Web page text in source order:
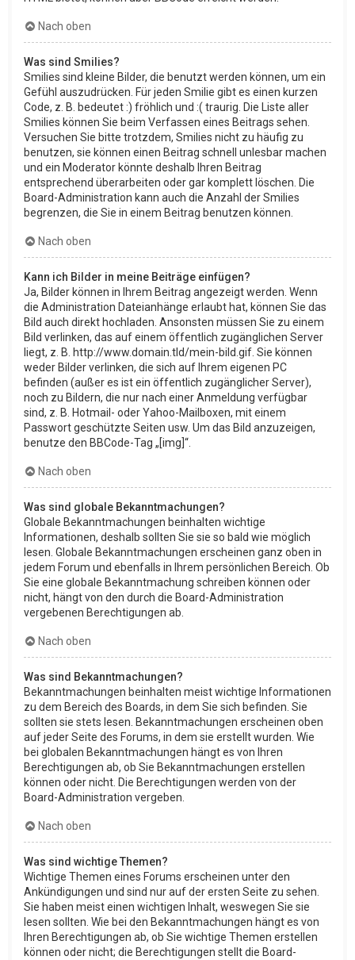
Nach oben
Was sind Smilies?
Smilies sind kleine Bilder, die benutzt werden können, um ein
Gefühl auszudrücken. Für jeden Smilie gibt es einen kurzen
Code, z. B. bedeutet :) fröhlich und :( traurig. Die Liste aller
Smilies können Sie beim Verfassen eines Beitrags sehen.
Versuchen Sie bitte trotzdem, Smilies nicht zu häufig zu
benutzen, sie können einen Beitrag schnell unlesbar machen
und ein Moderator könnte deshalb Ihren Beitrag
entsprechend überarbeiten oder gar komplett löschen. Die
Board-Administration kann auch die Anzahl der Smilies
begrenzen, die Sie in einem Beitrag benutzen können.
Nach oben
Kann ich Bilder in meine Beiträge einfügen?
Ja, Bilder können in Ihrem Beitrag angezeigt werden. Wenn
die Administration Dateianhänge erlaubt hat, können Sie das
Bild auch direkt hochladen. Ansonsten müssen Sie zu einem
Bild verlinken, das auf einem öffentlich zugänglichen Server
liegt, z. B. http://www.domain.tld/mein-bild.gif. Sie können
weder Bilder verlinken, die sich auf Ihrem eigenen PC
befinden (außer es ist ein öffentlich zugänglicher Server),
noch zu Bildern, die nur nach einer Anmeldung verfügbar
sind, z. B. Hotmail- oder Yahoo-Mailboxen, mit einem
Passwort geschützte Seiten usw. Um das Bild anzuzeigen,
benutze den BBCode-Tag „[img]“.
Nach oben
Was sind globale Bekanntmachungen?
Globale Bekanntmachungen beinhalten wichtige
Informationen, deshalb sollten Sie sie so bald wie möglich
lesen. Globale Bekanntmachungen erscheinen ganz oben in
jedem Forum und ebenfalls in Ihrem persönlichen Bereich. Ob
Sie eine globale Bekanntmachung schreiben können oder
nicht, hängt von den durch die Board-Administration
vergebenen Berechtigungen ab.
Nach oben
Was sind Bekanntmachungen?
Bekanntmachungen beinhalten meist wichtige Informationen
zu dem Bereich des Boards, in dem Sie sich befinden. Sie
sollten sie stets lesen. Bekanntmachungen erscheinen oben
auf jeder Seite des Forums, in dem sie erstellt wurden. Wie
bei globalen Bekanntmachungen hängt es von Ihren
Berechtigungen ab, ob Sie Bekanntmachungen erstellen
können oder nicht. Die Berechtigungen werden von der
Board-Administration vergeben.
Nach oben
Was sind wichtige Themen?
Wichtige Themen eines Forums erscheinen unter den
Ankündigungen und sind nur auf der ersten Seite zu sehen.
Sie haben meist einen wichtigen Inhalt, weswegen Sie sie
lesen sollten. Wie bei den Bekanntmachungen hängt es von
Ihren Berechtigungen ab, ob Sie wichtige Themen erstellen
können oder nicht; die Berechtigungen stellt die Board-